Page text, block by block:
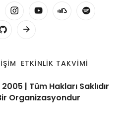
ETKINLIK TAKVIMI
| Tüm Hakları Saklıdır
Organizasyondur